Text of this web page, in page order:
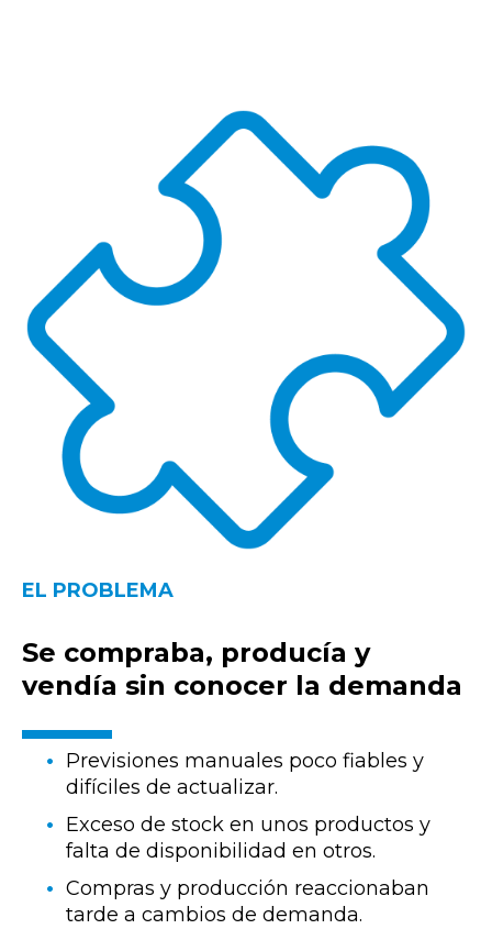
EL PROBLEMA
Se compraba, producía y
vendía sin conocer la demanda
Previsiones manuales poco fiables y
difíciles de actualizar.
Exceso de stock en unos productos y
falta de disponibilidad en otros.
Compras y producción reaccionaban
tarde a cambios de demanda.